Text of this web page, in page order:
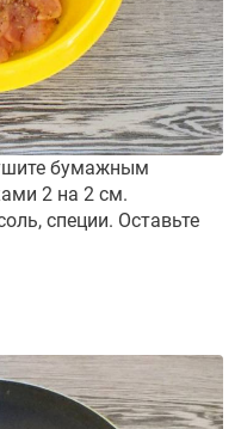
бумажным
2 на 2 см.
специи. Оставьте